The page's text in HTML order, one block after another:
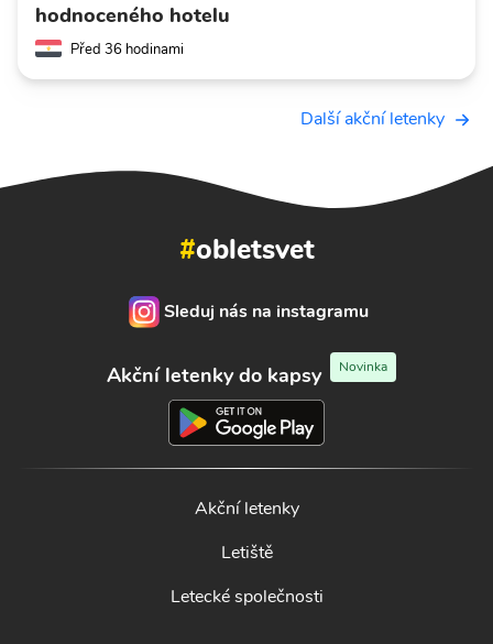
hodnoceného hotelu
Před 36 hodinami
Další akční letenky
#obletsvet
Sleduj nás na instagramu
Akční letenky do kapsy Novinka
Akční letenky
Letiště
Letecké společnosti